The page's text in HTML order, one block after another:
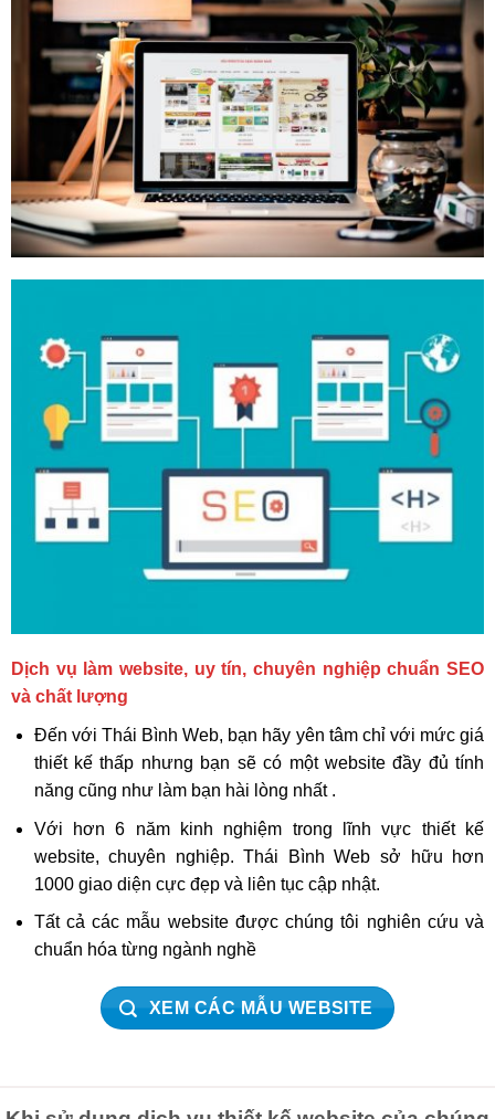
Dịch vụ làm website, uy tín, chuyên nghiệp chuẩn SEO
và chất lượng
Đến với Thái Bình Web, bạn hãy yên tâm chỉ với mức giá
thiết kế thấp nhưng bạn sẽ có một website đầy đủ tính
năng cũng như làm bạn hài lòng nhất .
Với hơn 6 năm kinh nghiệm trong lĩnh vực thiết kế
website, chuyên nghiệp. Thái Bình Web sở hữu hơn
1000 giao diện cực đẹp và liên tục cập nhật.
Tất cả các mẫu website được chúng tôi nghiên cứu và
chuẩn hóa từng ngành nghề
XEM CÁC MẪU WEBSITE